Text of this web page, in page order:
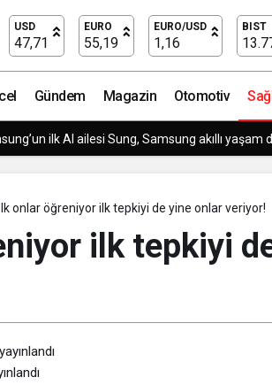
USD
47,71
EURO
55,19
EURO/USD
1,16
BIST
Gündem Magazin Otomotiv
Games’in Harvest King’i Global Pazarda
onlar öğreniyor ilk tepkiyi de yine onlar veriyor!
ilk tepkiyi
yaşlanmayı geciktiriyor!